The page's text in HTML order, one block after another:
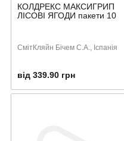
КОЛДРЕКС МАКСИГРИП
ЛІСОВІ ЯГОДИ пакети 10
СмітКляйн Бічем С.А., Іспанія
від 339.90 грн